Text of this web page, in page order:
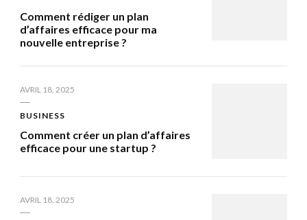
Comment rédiger un plan
d’affaires efficace pour ma
nouvelle entreprise ?
AVRIL 18, 2025
BUSINESS
Comment créer un plan d’affaires
efficace pour une startup ?
AVRIL 18, 2025